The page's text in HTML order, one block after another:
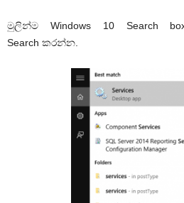
මුලින්ම Windows 10 Search
Search කරන්න.